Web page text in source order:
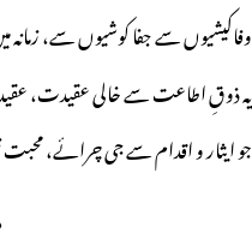
وفاکیشیوں سے جفا کوشیوں سے،
یہ ذوقِ اطاعت سے خالی عقیدت،
جو ایثار و اقدام سے جی چرائے،